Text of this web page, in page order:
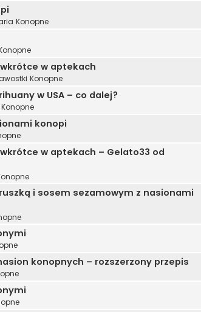
Konopne
w aptekach
Konopne
w USA – co dalej?
konopi
w aptekach – Gelato33 od
i sosem sezamowym z nasionami
konopnych – rozszerzony przepis